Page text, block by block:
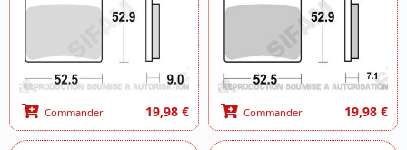
Commander 19,98 € Commander 19,98 €